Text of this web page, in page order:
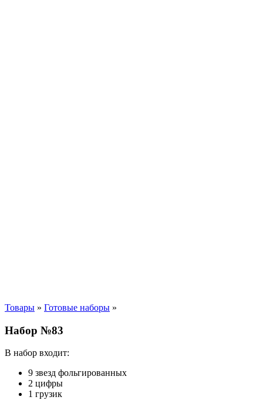
Товары » Готовые наборы »
Набор №83
В набор входит:
9 звезд фольгированных
2 цифры
1 грузик